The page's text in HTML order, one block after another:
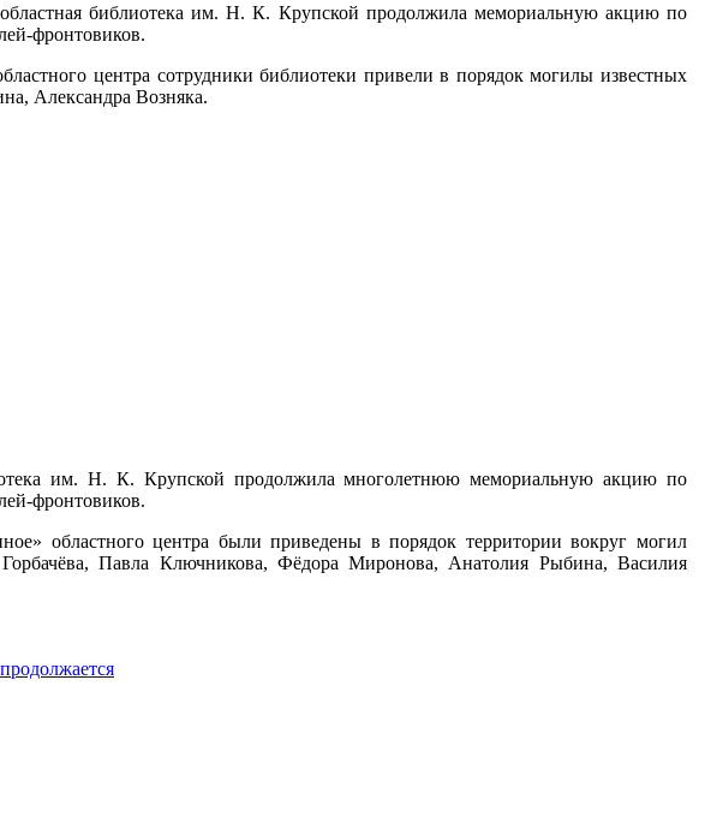
библиотека им. Н. К. Крупской продолжила мемориальную акцию по
фронтовиков.
центра сотрудники библиотеки привели в порядок могилы известных
Александра Возняка.
им. Н. К. Крупской продолжила многолетнюю мемориальную акцию по
фронтовиков.
областного центра были приведены в порядок территории вокруг могил
Павла Ключникова, Фёдора Миронова, Анатолия Рыбина, Василия